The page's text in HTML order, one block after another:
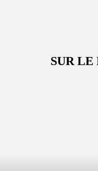
SUR LE